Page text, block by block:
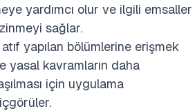
yardımcı olur ve ilgili emsaller
sağlar.
yapılan bölümlerine erişmek
yasal kavramların daha
için uygulama